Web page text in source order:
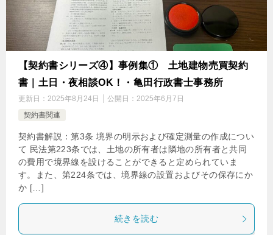
【契約書シリーズ④】事例集① 土地建物売買契約
書｜土日・夜相談OK！・亀田行政書士事務所
更新日： 2025年8月24日 公開日： 2025年6月7日
契約書関連
契約書解説：第3条 境界の明示および確定測量の作成につい
て 民法第223条では、土地の所有者は隣地の所有者と共同
の費用で境界線を設けることができると定められていま
す。また、第224条では、境界線の設置およびその保存にか
か […]
続きを読む